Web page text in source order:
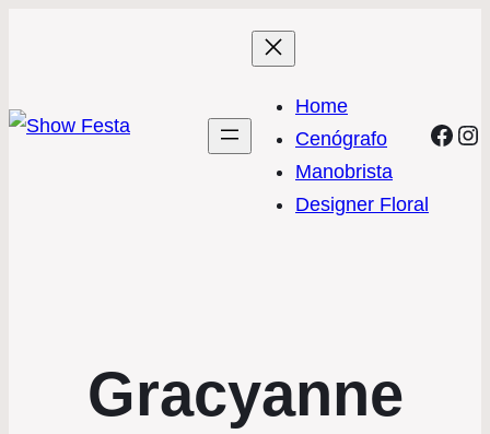
Home
Cenógrafo
Manobrista
Designer Floral
Gracyanne